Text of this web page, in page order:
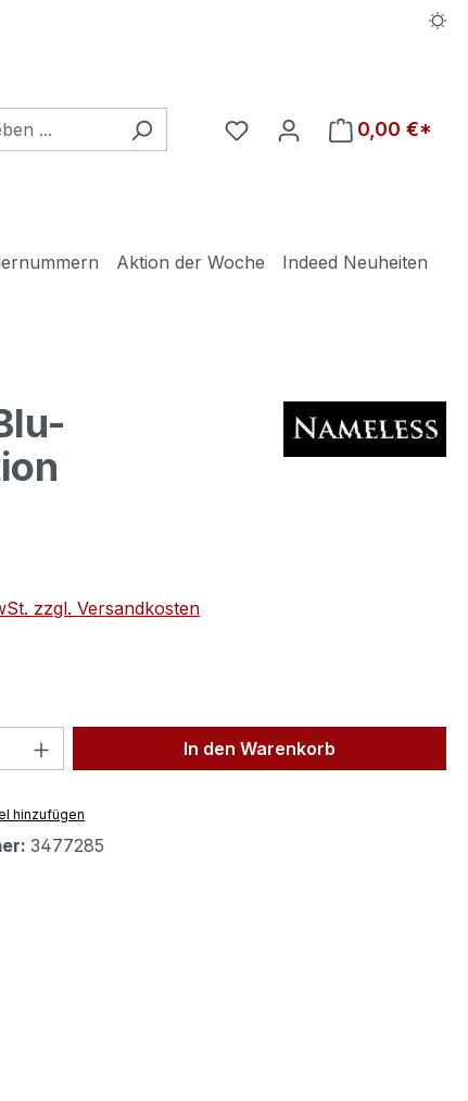
Du hast 0 Produkte auf
0,00 €*
Aktion der Woche
Indeed Neuheiten
zzgl. Versandkosten
Gib den gewünschten Wert
In den Warenkorb
hinzufügen
3477285